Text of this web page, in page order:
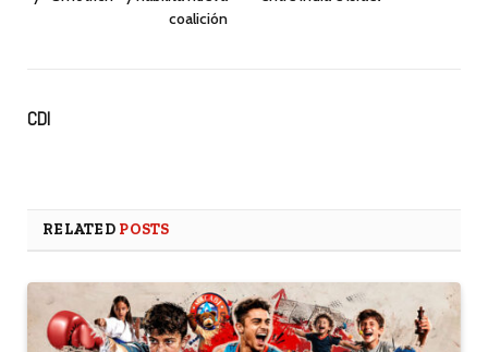
coalición
CDI
RELATED POSTS